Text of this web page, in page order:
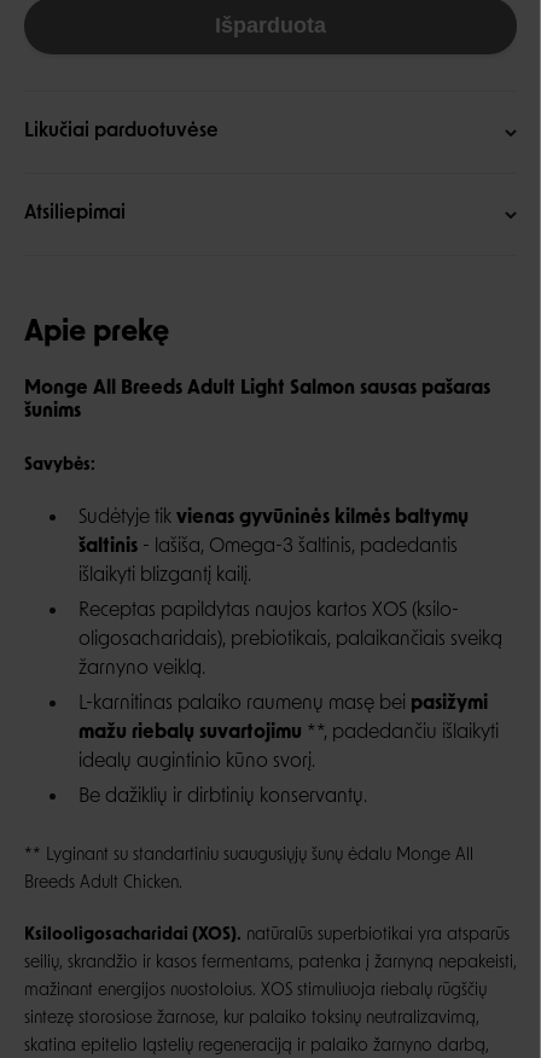
Išparduota
Likučiai parduotuvėse
Atsiliepimai
Apie prekę
Monge All Breeds Adult Light Salmon sausas pašaras
šunims
Savybės:
Sudėtyje tik vienas gyvūninės kilmės baltymų
šaltinis - lašiša, Omega-3 šaltinis, padedantis
išlaikyti blizgantį kailį.
Receptas papildytas naujos kartos XOS (ksilo-
oligosacharidais), prebiotikais, palaikančiais sveiką
žarnyno veiklą.
L-karnitinas palaiko raumenų masę bei pasižymi
mažu riebalų suvartojimu **, padedančiu išlaikyti
idealų augintinio kūno svorį.
Be dažiklių ir dirbtinių konservantų.
** Lyginant su standartiniu suaugusiųjų šunų ėdalu Monge All
Breeds Adult Chicken.
Ksilooligosacharidai (XOS). natūralūs superbiotikai yra atsparūs
seilių, skrandžio ir kasos fermentams, patenka į žarnyną nepakeisti,
mažinant energijos nuostoloius. XOS stimuliuoja riebalų rūgščių
sintezę storosiose žarnose, kur palaiko toksinų neutralizavimą,
skatina epitelio ląstelių regeneraciją ir palaiko žarnyno darbą,